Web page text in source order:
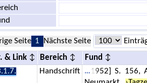
Seite 1 Nächste Seite
& Link Bereich
Fund
Handschrift
1952] S. 156,